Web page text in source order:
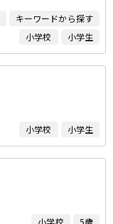
キーワードから探す
小学校
小学生
小学校 小学生
小学校 5歳